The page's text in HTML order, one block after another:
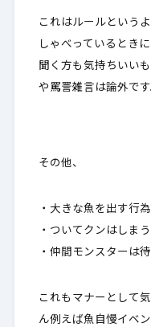
これはルールという
しゃべっているとき
聞く方も気持ちいい
や罵詈雑言は論外です
その他、
・大きな魚を出す行為
・ついてクンはしま
・仲間モンスターは
これもマナーとして
ん例えば魚自慢イベ